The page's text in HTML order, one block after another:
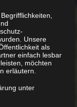
Unsere
als
einfach lesbar
möchten
erläutern.
unter